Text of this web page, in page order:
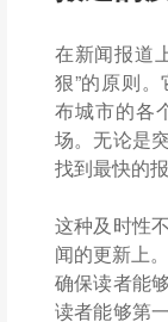
在新闻报道
狠”的原则
布城市的各
场。无论是
找到最快的报
这种及时性
闻的更新上
确保读者能
读者能够第